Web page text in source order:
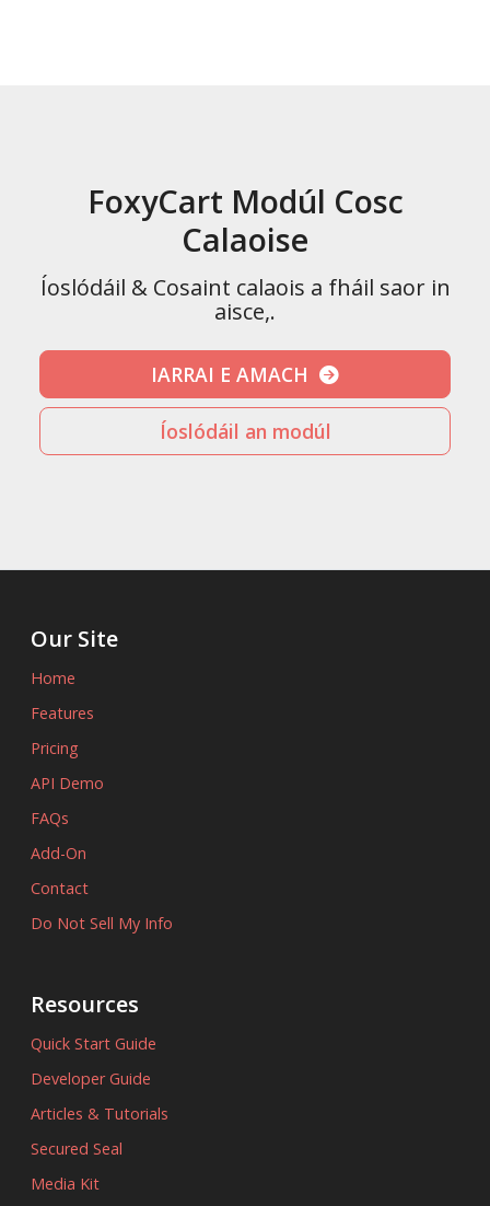
FoxyCart Modúl Cosc
Calaoise
Íoslódáil & Cosaint calaois a fháil saor in
aisce,.
IARRAI E AMACH
Íoslódáil an modúl
Our Site
Home
Features
Pricing
API Demo
FAQs
Add-On
Contact
Do Not Sell My Info
Resources
Quick Start Guide
Developer Guide
Articles & Tutorials
Secured Seal
Media Kit